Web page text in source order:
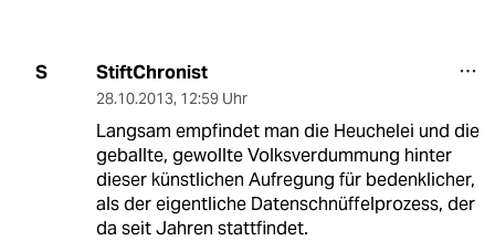
S StiftChronist
28.10.2013, 12:59 Uhr
Langsam empfindet man die Heuchelei und die
geballte, gewollte Volksverdummung hinter
dieser künstlichen Aufregung für bedenklicher,
als der eigentliche Datenschnüffelprozess, der
da seit Jahren stattfindet.